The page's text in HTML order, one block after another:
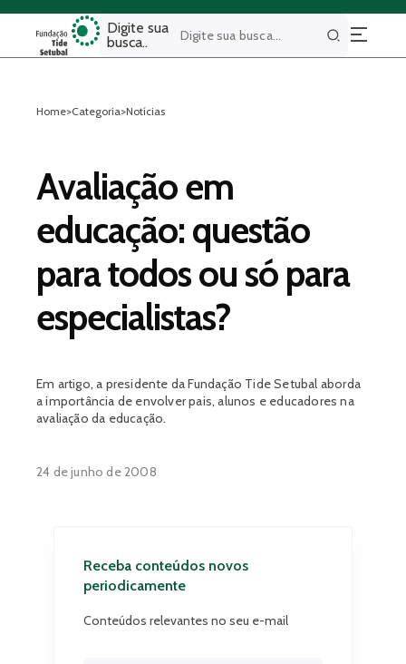
Digite sua
busca..
Buscar
Home>Categoria>Notícias
Avaliação em
educação: questão
para todos ou só para
especialistas?
Em artigo, a presidente da Fundação Tide Setubal aborda
a importância de envolver pais, alunos e educadores na
avaliação da educação.
24 de junho de 2008
Receba conteúdos novos
periodicamente
Conteúdos relevantes no seu e-mail